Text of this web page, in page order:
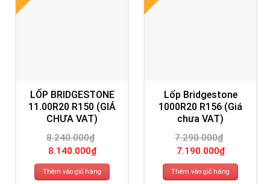
LỐP BRIDGESTONE
11.00R20 R150 (GIÁ
CHƯA VAT)
8.240.000₫
Giá
gốc
là:
8.240.000₫.
8.140.000₫Giá
hiện
tại
là:
8.140.000₫.
Thêm vào giỏ hàng
Lốp Bridgestone
1000R20 R156 (Giá
chưa VAT)
7.290.000₫
Giá
gốc
là:
7.290.000₫.
7.190.000₫Giá
hiện
tại
là:
7.190.000₫.
Thêm vào giỏ hàng